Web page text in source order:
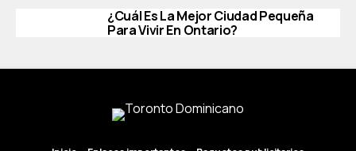
¿Cuál Es La Mejor Ciudad Pequeña
Para Vivir En Ontario?